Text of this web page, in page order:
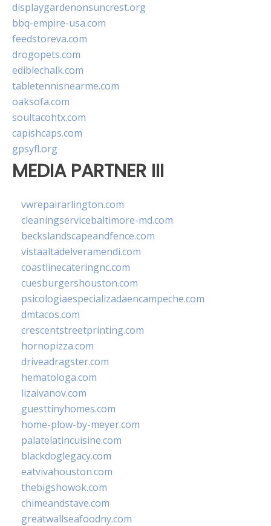
displaygardenonsuncrest.org
bbq-empire-usa.com
feedstoreva.com
drogopets.com
ediblechalk.com
tabletennisnearme.com
oaksofa.com
soultacohtx.com
capishcaps.com
gpsyfl.org
MEDIA PARTNER III
vwrepairarlington.com
cleaningservicebaltimore-md.com
beckslandscapeandfence.com
vistaaltadelveramendi.com
coastlinecateringnc.com
cuesburgershouston.com
psicologiaespecializadaencampeche.com
dmtacos.com
crescentstreetprinting.com
hornopizza.com
driveadragster.com
hematologa.com
lizaivanov.com
guesttinyhomes.com
home-plow-by-meyer.com
palatelatincuisine.com
blackdoglegacy.com
eatvivahouston.com
thebigshowok.com
chimeandstave.com
greatwallseafoodny.com